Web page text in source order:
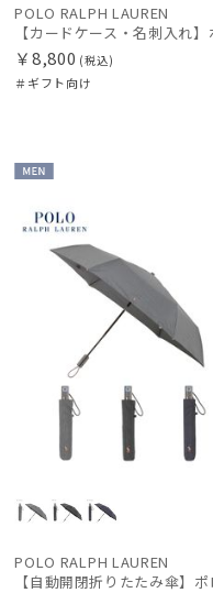
POLO RALPH LAUREN
￥8,800 (税込)
＃ギフト向け
POLO RALPH LAUREN